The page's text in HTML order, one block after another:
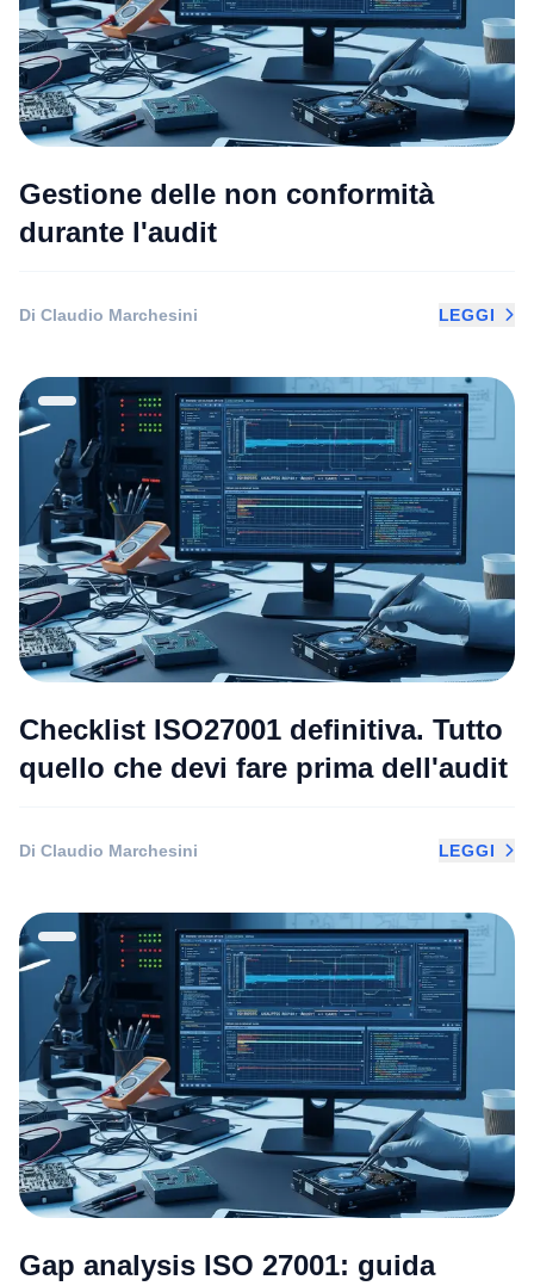
Gestione delle non conformità
durante l'audit
Di Claudio Marchesini LEGGI
Checklist ISO27001 definitiva. Tutto
quello che devi fare prima dell'audit
Di Claudio Marchesini LEGGI
Gap analysis ISO 27001: guida